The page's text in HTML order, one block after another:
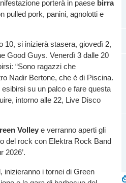
porterà in paese birra
pulled pork, panini, agnolotti e
10, si inizierà stasera, giovedì 2,
Good Guys. Venerdì 3 dalle 20
“Sono ragazzi che
Nadir Bertone, che è di Piscina.
su un palco e fare questa
intorno alle 22, Live Disco
Volley e verranno aperti gli
del rock con Elektra Rock Band
2026’.
inizieranno i tornei di Green